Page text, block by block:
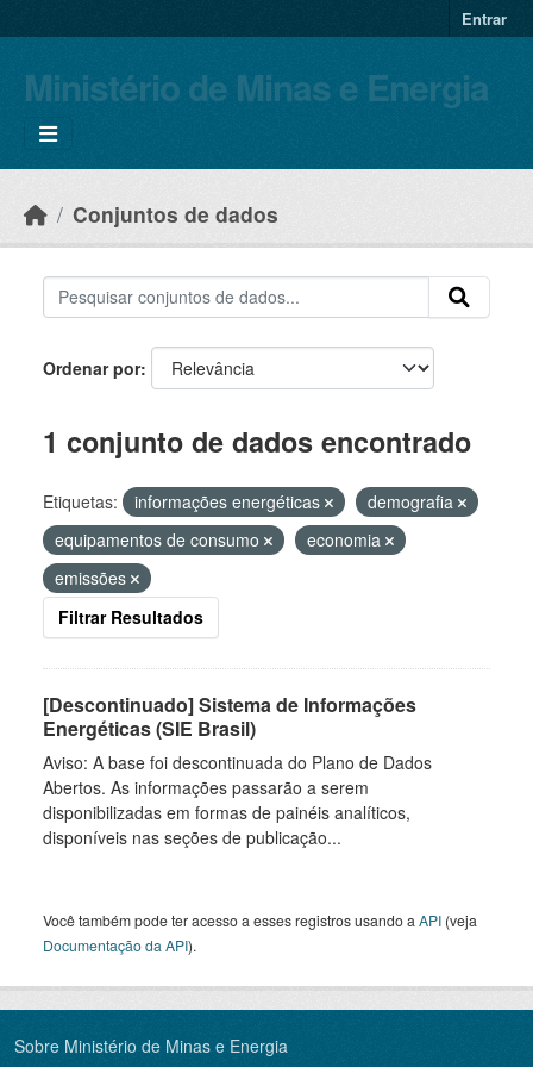
Entrar
Ministério de Minas e Energia
Conjuntos de dados
Ordenar por
1 conjunto de dados encontrado
Etiquetas: informações energéticas
demografia
equipamentos de consumo
economia
emissões
Filtrar Resultados
[Descontinuado] Sistema de Informações
Energéticas (SIE Brasil)
Aviso: A base foi descontinuada do Plano de Dados
Abertos. As informações passarão a serem
disponibilizadas em formas de painéis analíticos,
disponíveis nas seções de publicação...
Você também pode ter acesso a esses registros usando a API (veja
Documentação da API).
Sobre Ministério de Minas e Energia